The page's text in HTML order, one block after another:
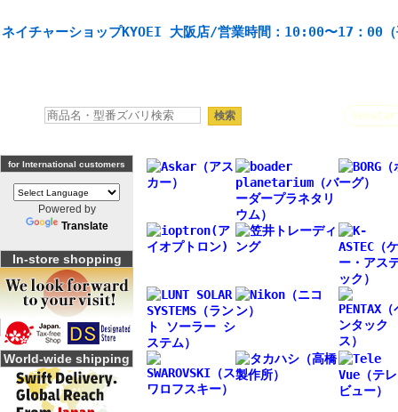
ネイチャーショップKYOEI 大阪店/営業時間：10:00〜17：00（
Seestar
for International customers
Powered by
Translate
In-store shopping
World-wide shipping